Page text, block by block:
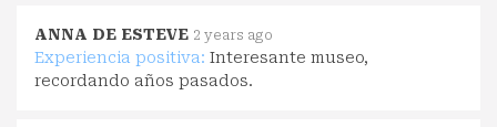
ANNA DE ESTEVE 2 years ago
Experiencia positiva: Interesante museo,
recordando años pasados.